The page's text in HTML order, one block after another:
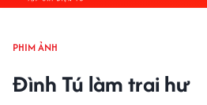
PHIM ẢNH
Đình Tú làm trai hư